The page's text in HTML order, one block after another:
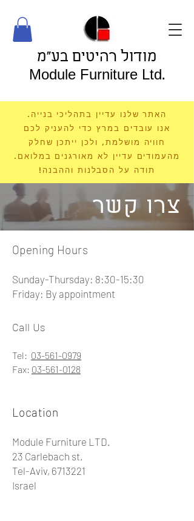
מודול רהיטים בע"מ
Module Furniture Ltd.
האתר שלנו עדיין בתהליכי בנייה.
אנו עובדים במרץ כדי להעניק לכם
חוויה מושלמת, ולכן ייתכן שחלק
מהעמודים עדיין לא מאורגנים במלואם.
תודה על הסבלנות וההבנה!
צרו קשר
Opening Hours
Sunday-Thursday: 8:30-15:30
Friday: By appointment
Call Us
Tel: 03-561-0979
Fax: 03-561-0128
Location
Module Furniture LTD.
23 Carlebach st.
Tel-Aviv, 6713221
Israel